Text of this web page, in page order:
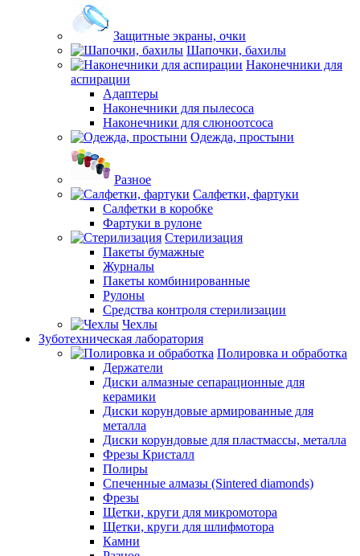
Защитные экраны, очки
Шапочки, бахилы
Наконечники для
аспирации
Адаптеры
Наконечники для пылесоса
Наконечники для слюноотсоса
Одежда, простыни
Разное
Салфетки, фартуки
Салфетки в коробке
Фартуки в рулоне
Стерилизация
Пакеты бумажные
Журналы
Пакеты комбинированные
Рулоны
Средства контроля стерилизации
Чехлы
Зуботехническая лаборатория
Полировка и обработка
Держатели
Диски алмазные сепарационные для
керамики
Диски корундовые армированные для
металла
Диски корундовые для пластмассы, металла
Фрезы Кристалл
Полиры
Спеченные алмазы (Sintered diamonds)
Фрезы
Щетки, круги для микромотора
Щетки, круги для шлифмотора
Камни